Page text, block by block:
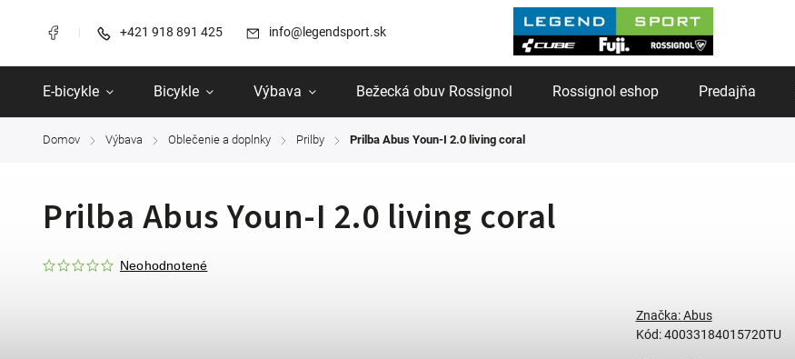
+421 918 891 425 info@legendsport.sk
E-bicykle Bicykle Výbava Bežecká obuv Rossignol Rossignol eshop Predajňa
Domov / Výbava / Oblečenie a doplnky / Prilby / Prilba Abus Youn-I 2.0 living coral
Prilba Abus Youn-I 2.0 living coral
Neohodnotené
Kód: 40033184015720TU
Značka:Abus